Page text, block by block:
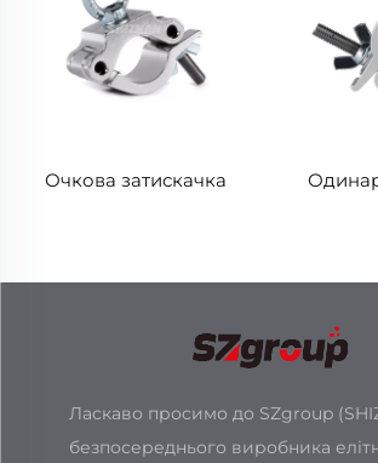
Очкова затискачка
Ласкаво просимо до SZgroup
безпосереднього виробника